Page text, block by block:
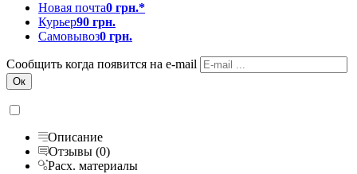
Новая почта0 грн.*
Курьер90 грн.
Самовывоз0 грн.
Сообщить когда появится на e-mail
Описание
Отзывы (0)
Расх. материалы